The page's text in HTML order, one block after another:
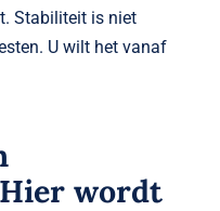
Stabiliteit is niet
U wilt het vanaf
wordt